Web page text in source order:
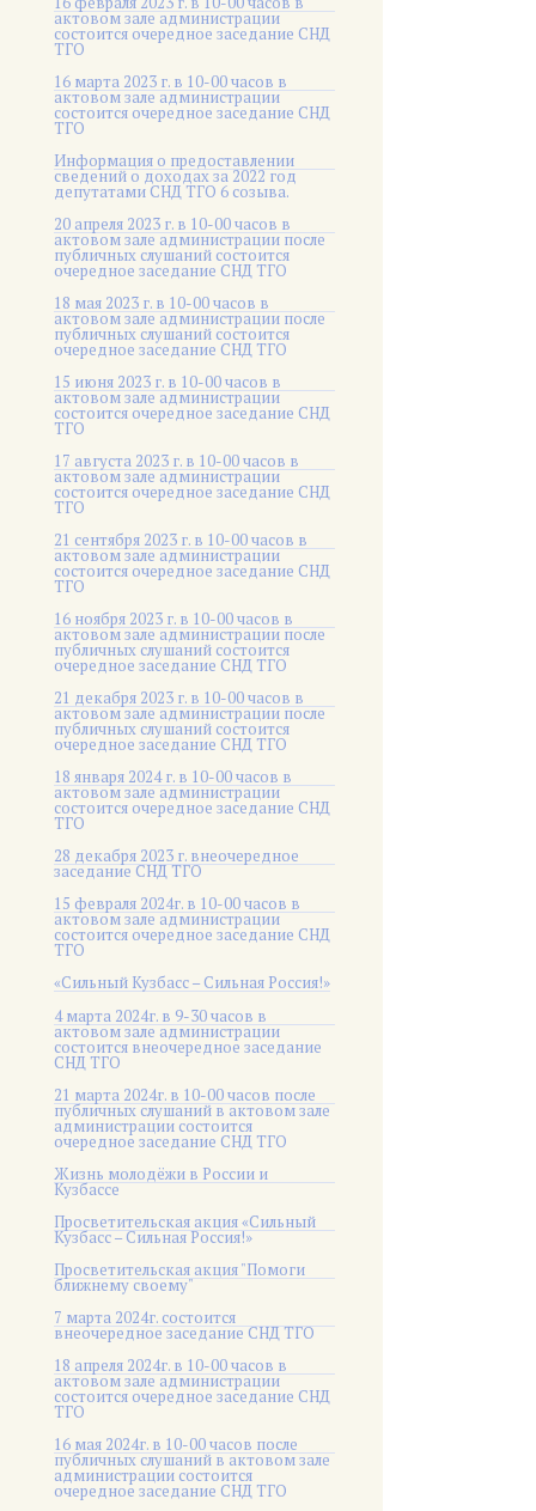
актовом зале администрации
состоится очередное заседание СНД
ТГО
16 марта 2023 г. в 10-00 часов в
актовом зале администрации
состоится очередное заседание СНД
ТГО
Информация о предоставлении
сведений о доходах за 2022 год
депутатами СНД ТГО 6 созыва.
20 апреля 2023 г. в 10-00 часов в
актовом зале администрации после
публичных слушаний состоится
очередное заседание СНД ТГО
18 мая 2023 г. в 10-00 часов в
актовом зале администрации после
публичных слушаний состоится
очередное заседание СНД ТГО
15 июня 2023 г. в 10-00 часов в
актовом зале администрации
состоится очередное заседание СНД
ТГО
17 августа 2023 г. в 10-00 часов в
актовом зале администрации
состоится очередное заседание СНД
ТГО
21 сентября 2023 г. в 10-00 часов в
актовом зале администрации
состоится очередное заседание СНД
ТГО
16 ноября 2023 г. в 10-00 часов в
актовом зале администрации после
публичных слушаний состоится
очередное заседание СНД ТГО
21 декабря 2023 г. в 10-00 часов в
актовом зале администрации после
публичных слушаний состоится
очередное заседание СНД ТГО
18 января 2024 г. в 10-00 часов в
актовом зале администрации
состоится очередное заседание СНД
ТГО
28 декабря 2023 г. внеочередное
заседание СНД ТГО
15 февраля 2024г. в 10-00 часов в
актовом зале администрации
состоится очередное заседание СНД
ТГО
«Сильный Кузбасс – Сильная Россия!»
4 марта 2024г. в 9-30 часов в
актовом зале администрации
состоится внеочередное заседание
СНД ТГО
21 марта 2024г. в 10-00 часов после
публичных слушаний в актовом зале
администрации состоится
очередное заседание СНД ТГО
Жизнь молодёжи в России и
Кузбассе
Просветительская акция «Сильный
Кузбасс – Сильная Россия!»
Просветительская акция "Помоги
ближнему своему"
7 марта 2024г. состоится
внеочередное заседание СНД ТГО
18 апреля 2024г. в 10-00 часов в
актовом зале администрации
состоится очередное заседание СНД
ТГО
16 мая 2024г. в 10-00 часов после
публичных слушаний в актовом зале
администрации состоится
очередное заседание СНД ТГО